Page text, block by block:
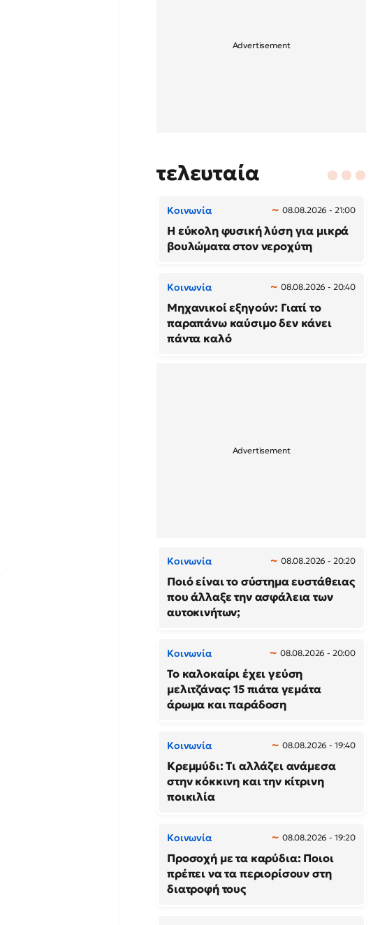
τελευταία
Κοινωνία 08.08.2026 - 21:00
Η εύκολη φυσική λύση για μικρά
βουλώματα στον νεροχύτη
Κοινωνία 08.08.2026 - 20:40
Μηχανικοί εξηγούν: Γιατί το
παραπάνω καύσιμο δεν κάνει
πάντα καλό
Κοινωνία 08.08.2026 - 20:20
Ποιό είναι το σύστημα ευστάθειας
που άλλαξε την ασφάλεια των
αυτοκινήτων;
Κοινωνία 08.08.2026 - 20:00
Το καλοκαίρι έχει γεύση
μελιτζάνας: 15 πιάτα γεμάτα
άρωμα και παράδοση
Κοινωνία 08.08.2026 - 19:40
Κρεμμύδι: Τι αλλάζει ανάμεσα
στην κόκκινη και την κίτρινη
ποικιλία
Κοινωνία 08.08.2026 - 19:20
Προσοχή με τα καρύδια: Ποιοι
πρέπει να τα περιορίσουν στη
διατροφή τους